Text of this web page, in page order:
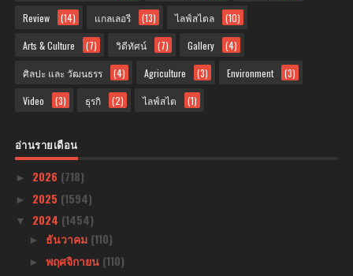
Review (14) แกลเลอรี (13) ไลฟ์สไตล (10)
Arts & Culture (7) วิดีทัศน์ (7) Gallery (4)
ศิลปะ และ วัฒนธรร (4) Agriculture (3) Environment (3)
Video (3) ธุรกิ (2) ไลฟ์สไต (1)
อ่านรายเดือน
► 2026 (718)
► 2025 (1594)
▼ 2024 (1454)
► ธันวาคม (110)
► พฤศจิกายน (110)